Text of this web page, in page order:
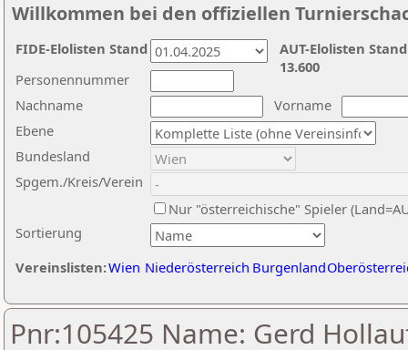
Willkommen bei den offiziellen
Nachname
Vorname
Ebene
Sortierung
Personennummer
Bundesland
Spgem./Kreis/Verein
Nur "österreichische" Spieler
Vereinslisten:Wien Niederösterreich Burgenland
AUT-Elolisten
13.600
FIDE-Elolisten Stand
Pnr:105425 Name: Gerd